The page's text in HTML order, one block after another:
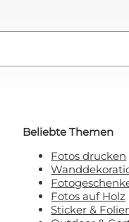
Beliebte Themen
Fotos drucken
Fotos auf Holz
Sticker &